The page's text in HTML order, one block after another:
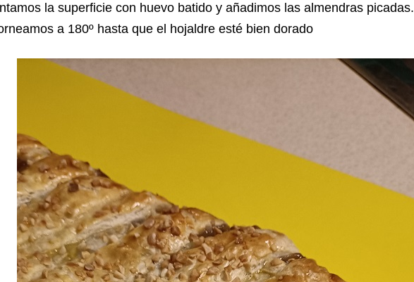
la superficie con huevo batido y añadimos las almendras picadas.
a 180º hasta que el hojaldre esté bien dorado